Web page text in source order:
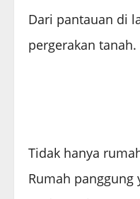
Dari pantauan di
pergerakan
Tidak hanya
Rumah